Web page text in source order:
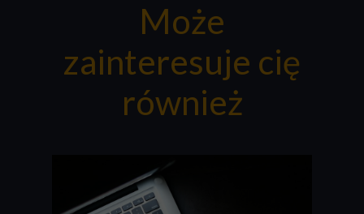
Może
zainteresuje cię
również